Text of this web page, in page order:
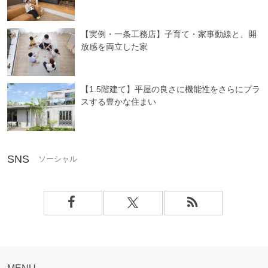
【実例・一条工務店】子育て・家事動線と、開
放感を両立した家
【1.5階建て】平屋の良さに機能性をさらにプラ
スする豊かな住まい
SNS